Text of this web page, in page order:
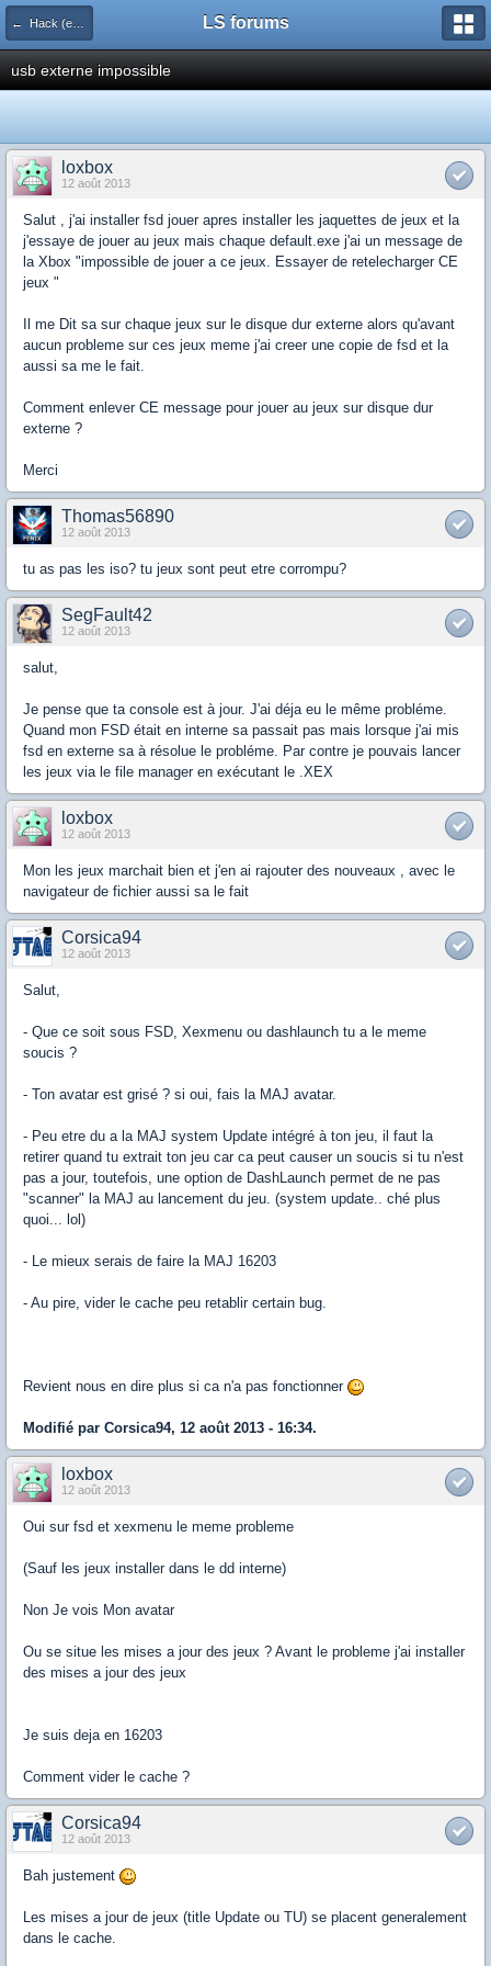
← Hack (exploits, homebrews...) LS forums
usb externe impossible
loxbox
12 août 2013
Salut , j'ai installer fsd jouer apres installer les jaquettes de jeux et la
j'essaye de jouer au jeux mais chaque default.exe j'ai un message de
la Xbox "impossible de jouer a ce jeux. Essayer de retelecharger CE
jeux "
Il me Dit sa sur chaque jeux sur le disque dur externe alors qu'avant
aucun probleme sur ces jeux meme j'ai creer une copie de fsd et la
aussi sa me le fait.
Comment enlever CE message pour jouer au jeux sur disque dur
externe ?
Merci
Thomas56890
12 août 2013
tu as pas les iso? tu jeux sont peut etre corrompu?
SegFault42
12 août 2013
salut,
Je pense que ta console est à jour. J'ai déja eu le même probléme.
Quand mon FSD était en interne sa passait pas mais lorsque j'ai mis
fsd en externe sa à résolue le probléme. Par contre je pouvais lancer
les jeux via le file manager en exécutant le .XEX
loxbox
12 août 2013
Mon les jeux marchait bien et j'en ai rajouter des nouveaux , avec le
navigateur de fichier aussi sa le fait
Corsica94
12 août 2013
Salut,
- Que ce soit sous FSD, Xexmenu ou dashlaunch tu a le meme
soucis ?
- Ton avatar est grisé ? si oui, fais la MAJ avatar.
- Peu etre du a la MAJ system Update intégré à ton jeu, il faut la
retirer quand tu extrait ton jeu car ca peut causer un soucis si tu n'est
pas a jour, toutefois, une option de DashLaunch permet de ne pas
"scanner" la MAJ au lancement du jeu. (system update.. ché plus
quoi... lol)
- Le mieux serais de faire la MAJ 16203
- Au pire, vider le cache peu retablir certain bug.
Revient nous en dire plus si ca n'a pas fonctionner
Modifié par Corsica94, 12 août 2013 - 16:34.
loxbox
12 août 2013
Oui sur fsd et xexmenu le meme probleme
(Sauf les jeux installer dans le dd interne)
Non Je vois Mon avatar
Ou se situe les mises a jour des jeux ? Avant le probleme j'ai installer
des mises a jour des jeux
Je suis deja en 16203
Comment vider le cache ?
Corsica94
12 août 2013
Bah justement
Les mises a jour de jeux (title Update ou TU) se placent generalement
dans le cache.